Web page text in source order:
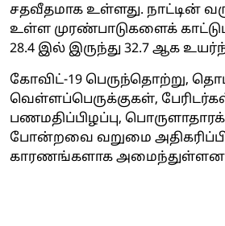
சதவீதமாக உள்ளது. நாட்டின்
உள்ள முரண்பாடுகளைக் காட்டும்
28.4 இல் இருந்து 32.7 ஆக
கோவிட்-19 பெருந்தொற்று,
வெள்ளப்பெருக்குகள்,
பணமதிப்பிழப்பு,
போன்றவை வறுமை
காரணங்களாக